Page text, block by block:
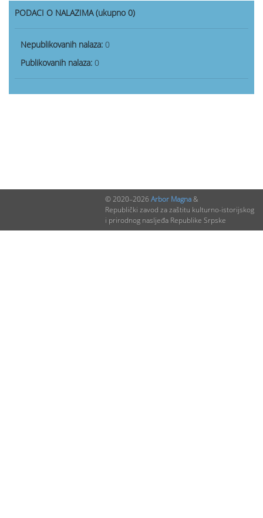
PODACI O NALAZIMA (ukupno 0)
Nepublikovanih nalaza: 0
Publikovanih nalaza: 0
© 2020–2026 Arbor Magna&
Republički zavod za zaštitu kulturno-istorijskog
i prirodnog nasljeđa Republike Srpske